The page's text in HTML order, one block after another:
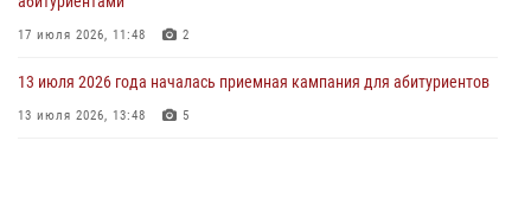
17 июля 2026, 11:48 2
13 июля 2026 года началась приемная кампания для абитуриентов
13 июля 2026, 13:48 5